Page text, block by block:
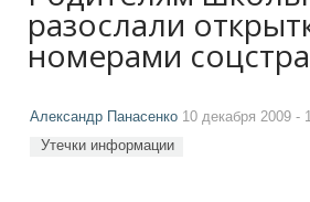
разослали
номерами
Александр Панасенко 10 декабря 2009 -
Утечки информации